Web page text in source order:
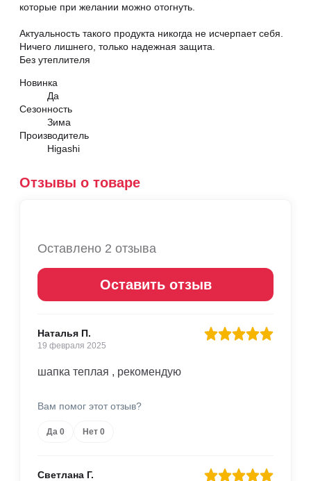
которые при желании можно отогнуть.
Актуальность такого продукта никогда не исчерпает себя.
Ничего лишнего, только надежная защита.
Без утеплителя
Новинка
Да
Сезонность
Зима
Производитель
Higashi
Отзывы о товаре
Оставлено 2 отзыва
Оставить отзыв
Наталья П.
19 февраля 2025
шапка теплая , рекомендую
Вам помог этот отзыв?
Да 0 Нет 0
Светлана Г.